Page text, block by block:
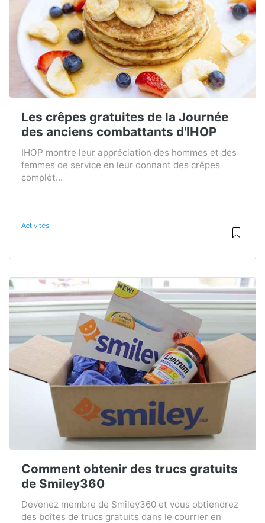
Les crêpes gratuites de la Journée
des anciens combattants d'IHOP
IHOP montre leur appréciation des hommes et des
femmes de service en leur donnant des crêpes
complèt...
Activités
Comment obtenir des trucs gratuits
de Smiley360
Devenez membre de Smiley360 et vous obtiendrez
des boîtes de trucs gratuits dans le courrier en